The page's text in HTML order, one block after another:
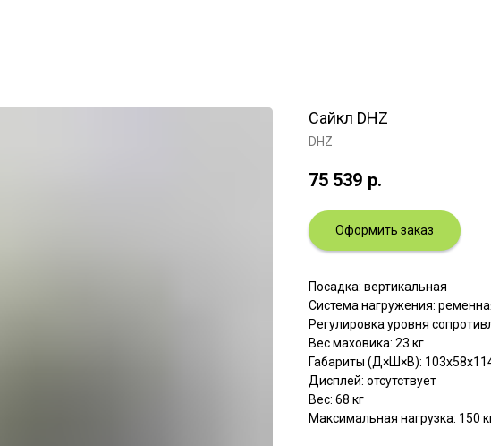
Сайкл DHZ
DHZ
75 539 р.
Оформить заказ
Посадка: вертикальная
Система нагружения:
Регулировка уровня
Вес маховика: 23 кг
Габариты (Д×Ш×В):
Дисплей: отсутствует
Вес: 68 кг
Максимальная нагрузка: 150